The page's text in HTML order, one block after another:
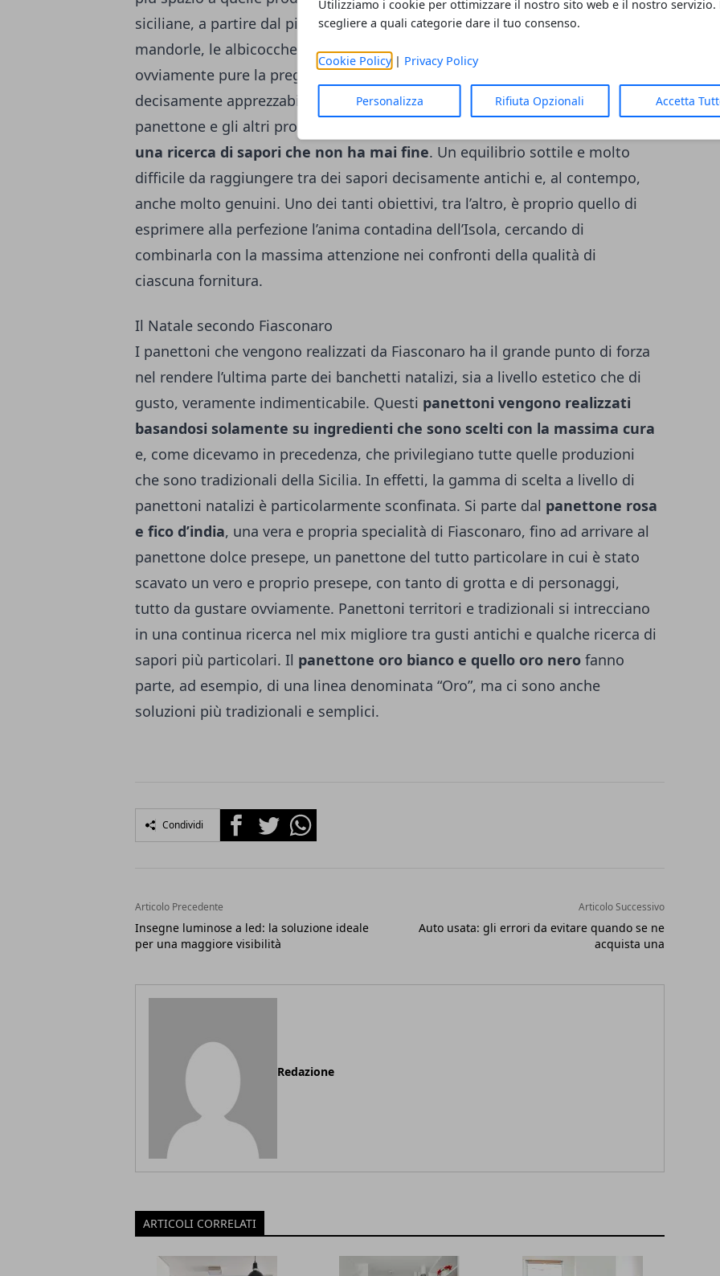
Utilizziamo i cookie per ottimizzare il nostro sito web e il nostro servizio.
scegliere a quali categorie dare il tuo consenso.
Cookie Policy| Privacy Policy
Personalizza Rifiuta Opzionali Accetta
siciliane, a partire dal pistacchio fino ad arrivare alle arance, passando per le
mandorle, le albicocche e il cioccolato di Modica, senza dimenticare
ovviamente pure la pregiatissima Manna delle Madonie.
decisamente apprezzabile anche dalle papille gustative di chi assaggia il
panettone e gli altri prodotti da forno Fiasconaro, è quello di poter
una ricerca di sapori che non ha mai fine. Un equilibrio sottile e molto
difficile da raggiungere tra dei sapori decisamente antichi e, al contempo,
anche molto genuini. Uno dei tanti obiettivi, tra l’altro, è proprio quello di
esprimere alla perfezione l’anima contadina dell’Isola, cercando di
combinarla con la massima attenzione nei confronti della qualità di
ciascuna fornitura.
Il Natale secondo Fiasconaro
I panettoni che vengono realizzati da Fiasconaro ha il grande punto di forza
nel rendere l’ultima parte dei banchetti natalizi, sia a livello estetico che di
gusto, veramente indimenticabile. Questi panettoni vengono realizzati
basandosi solamente su ingredienti che sono scelti con la massima cura
e, come dicevamo in precedenza, che privilegiano tutte quelle produzioni
che sono tradizionali della Sicilia. In effetti, la gamma di scelta a livello di
panettoni natalizi è particolarmente sconfinata. Si parte dal panettone rosa
e fico d’india, una vera e propria specialità di Fiasconaro, fino ad arrivare al
panettone dolce presepe, un panettone del tutto particolare in cui è stato
scavato un vero e proprio presepe, con tanto di grotta e di personaggi,
tutto da gustare ovviamente. Panettoni territori e tradizionali si intrecciano
in una continua ricerca nel mix migliore tra gusti antichi e qualche ricerca di
sapori più particolari. Il panettone oro bianco e quello oro nero fanno
parte, ad esempio, di una linea denominata “Oro”, ma ci sono anche
soluzioni più tradizionali e semplici.
Condividi FacebookTwitterWhatsapp
Articolo Precedente
Insegne luminose a led: la soluzione ideale
per una maggiore visibilità
Articolo Successivo
Auto usata: gli errori da evitare quando se ne
acquista una
Redazione
ARTICOLI CORRELATI